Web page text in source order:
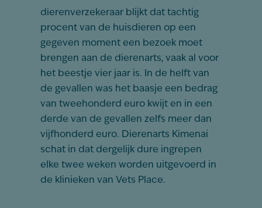
dierenverzekeraar blijkt dat tachtig
procent van de huisdieren op een
gegeven moment een bezoek moet
brengen aan de dierenarts, vaak al voor
het beestje vier jaar is. In de helft van
de gevallen was het baasje een bedrag
van tweehonderd euro kwijt en in een
derde van de gevallen zelfs meer dan
vijfhonderd euro. Dierenarts Kimenai
schat in dat dergelijk dure ingrepen
elke twee weken worden uitgevoerd in
de klinieken van Vets Place.